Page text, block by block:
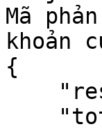
Mã
khoản
{